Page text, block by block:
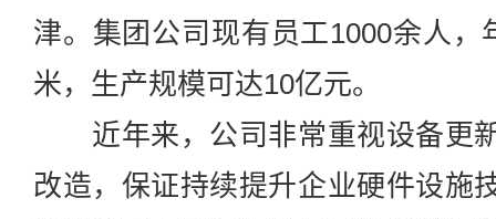
津。集团公司现有员工1000余人，
米，生产规模可达10亿元。
近年来，公司非常重视设备更
改造，保证持续提升企业硬件设施